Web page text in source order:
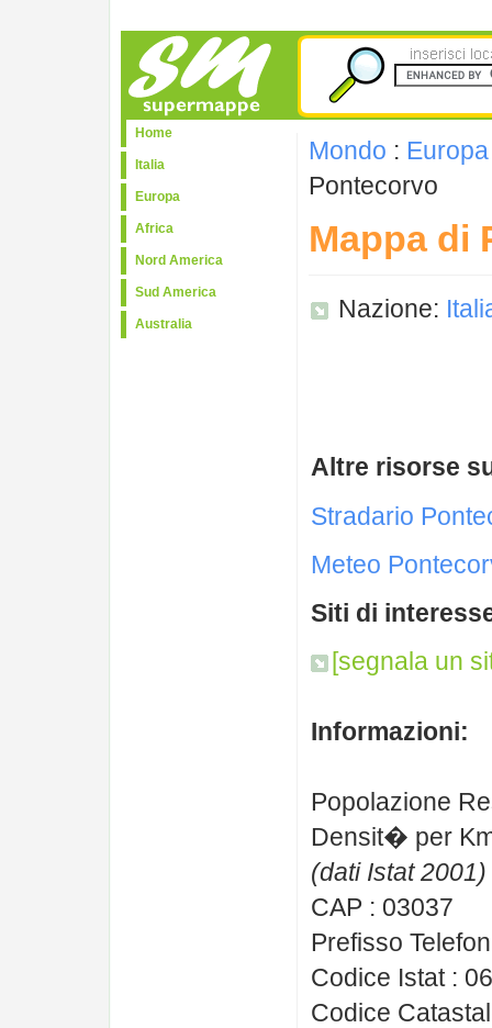
Home
Italia
Europa
Africa
Nord America
Sud America
Australia
Mondo : Europa
Pontecorvo
Mappa di
Nazione:
Altre risorse
Stradario
Meteo
Siti di
[segnala un
Informazioni:
Popolazione
Densit� per
(dati Istat 2001)
CAP : 03037
Prefisso
Codice Istat :
Codice